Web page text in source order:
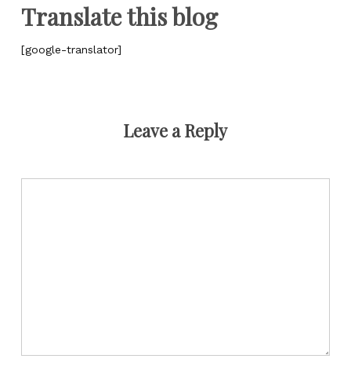
Translate this blog
[google-translator]
Leave a Reply